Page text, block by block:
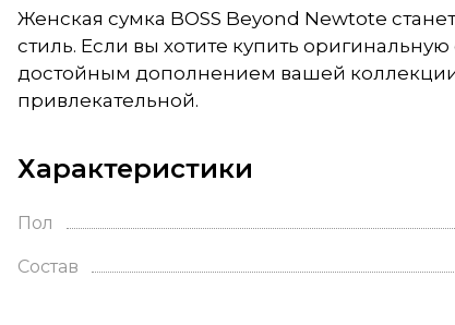
Женская сумка BOSS Beyond Newtote
стиль. Если вы хотите купить
достойным дополнением вашей
привлекательной.
Характеристики
Пол
Состав